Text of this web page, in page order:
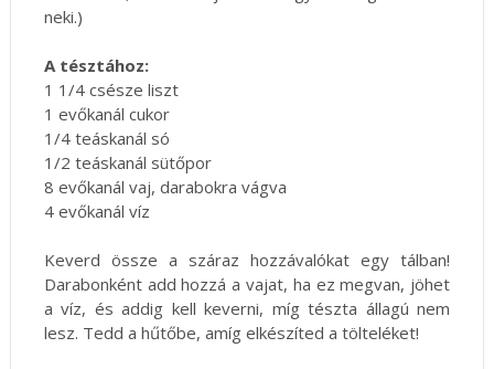
neki.)
A tésztához:
1 1/4 csésze liszt
1 evőkanál cukor
1/4 teáskanál só
1/2 teáskanál sütőpor
8 evőkanál vaj, darabokra vágva
4 evőkanál víz
Keverd össze a száraz hozzávalókat egy tálban!
Darabonként add hozzá a vajat, ha ez megvan, jöhet
a víz, és addig kell keverni, míg tészta állagú nem
lesz. Tedd a hűtőbe, amíg elkészíted a tölteléket!